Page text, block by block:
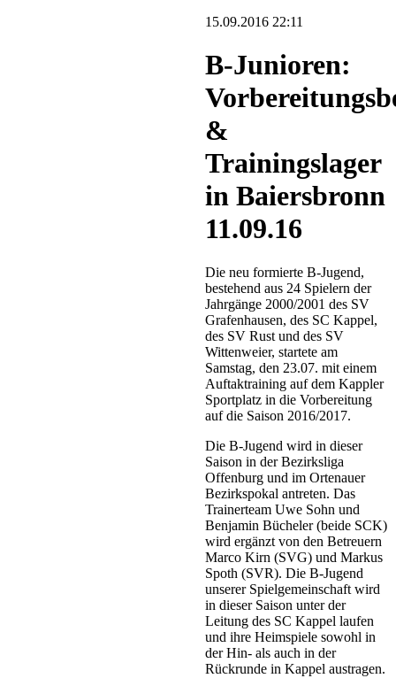
15.09.2016 22:11
B-Junioren:
&
Trainingslager
in Baiersbronn
11.09.16
Die neu formierte B-Jugend,
bestehend aus 24 Spielern der
Jahrgänge 2000/2001 des SV
Grafenhausen, des SC Kappel,
des SV Rust und des SV
Wittenweier, startete am
Samstag, den 23.07. mit einem
Auftaktraining auf dem Kappler
Sportplatz in die Vorbereitung
auf die Saison 2016/2017.
Die B-Jugend wird in dieser
Saison in der Bezirksliga
Offenburg und im Ortenauer
Bezirkspokal antreten. Das
Trainerteam Uwe Sohn und
Benjamin Bücheler (beide SCK)
wird ergänzt von den Betreuern
Marco Kirn (SVG) und Markus
Spoth (SVR). Die B-Jugend
unserer Spielgemeinschaft wird
in dieser Saison unter der
Leitung des SC Kappel laufen
und ihre Heimspiele sowohl in
der Hin- als auch in der
Rückrunde in Kappel austragen.